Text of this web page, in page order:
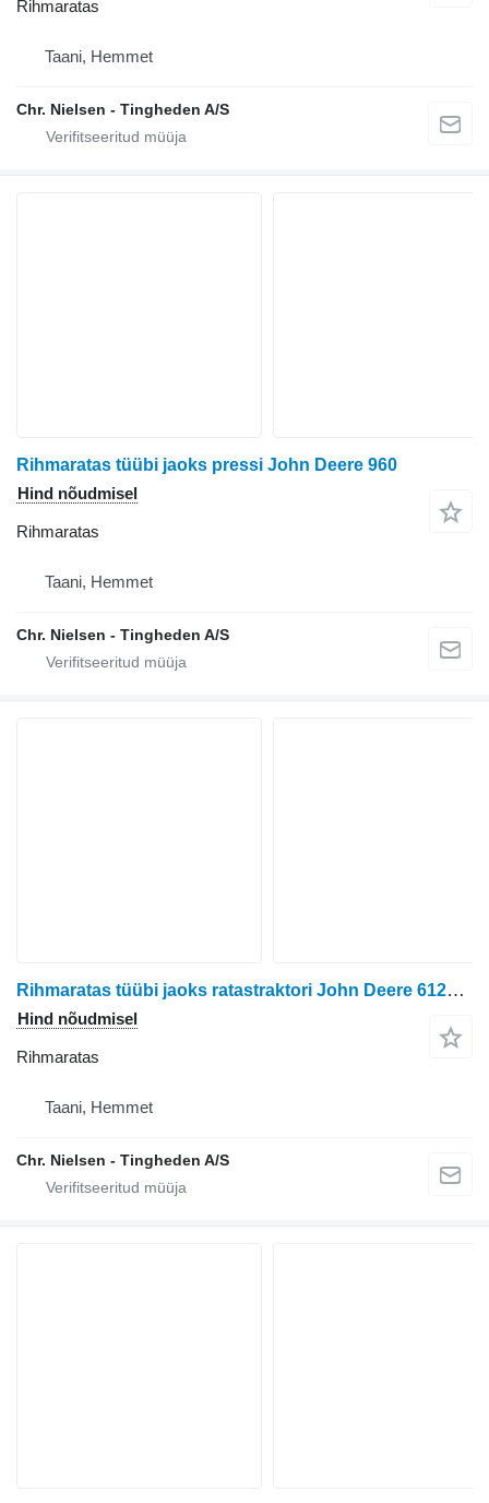
Rihmaratas
Taani, Hemmet
Chr. Nielsen - Tingheden A/S
Rihmaratas tüübi jaoks pressi John Deere 960
Hind nõudmisel
Rihmaratas
Taani, Hemmet
Chr. Nielsen - Tingheden A/S
Rihmaratas tüübi jaoks ratastraktori John Deere 6125HZ001
Hind nõudmisel
Rihmaratas
Taani, Hemmet
Chr. Nielsen - Tingheden A/S